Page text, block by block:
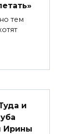
тем
и
Ирины